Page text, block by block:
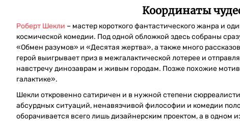
Координаты
Роберт Шекли – мастер короткого фантастического жанра и
космической комедии. Под одной обложкой здесь собраны
«Обмен разумов» и «Десятая жертва», а также много
герой выигрывает приз в межгалактической лотерее и
навстречу динозаврам и живым городам. Позже похожие
галактике».
Шекли откровенно сатиричен и в нужной степени
абсурдных ситуаций, ненавязчивой философии и комедии
оборачивается всего лишь дизайнерским проектом, а в одном